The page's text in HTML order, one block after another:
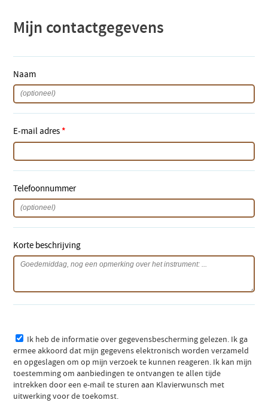
Mijn contactgegevens
Naam
E-mail adres *
Telefoonnummer
Korte beschrijving
Ik heb de informatie over gegevensbescherming gelezen. Ik ga
ermee akkoord dat mijn gegevens elektronisch worden verzameld
en opgeslagen om op mijn verzoek te kunnen reageren. Ik kan mijn
toestemming om aanbiedingen te ontvangen te allen tijde
intrekken door een e-mail te sturen aan Klavierwunsch met
uitwerking voor de toekomst.